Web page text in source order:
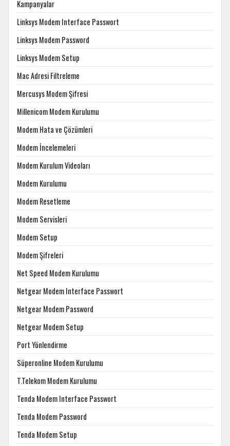
Kampanyalar
Linksys Modem Interface Passwort
Linksys Modem Password
Linksys Modem Setup
Mac Adresi Filtreleme
Mercusys Modem Şifresi
Millenicom Modem Kurulumu
Modem Hata ve Çözümleri
Modem İncelemeleri
Modem Kurulum Videoları
Modem Kurulumu
Modem Resetleme
Modem Servisleri
Modem Setup
Modem Şifreleri
Net Speed Modem Kurulumu
Netgear Modem Interface Passwort
Netgear Modem Password
Netgear Modem Setup
Port Yönlendirme
Süperonline Modem Kurulumu
T.Telekom Modem Kurulumu
Tenda Modem Interface Passwort
Tenda Modem Password
Tenda Modem Setup